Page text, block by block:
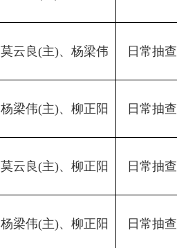
莫云良(主)、杨梁伟 日常抽查
杨梁伟(主)、柳正阳 日常抽查
莫云良(主)、柳正阳 日常抽查
杨梁伟(主)、柳正阳 日常抽查